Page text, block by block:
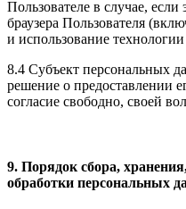
Пользователе в случае,
браузера Пользователя
и использование
8.4 Субъект персональных
решение о предоставлении
согласие свободно, своей
9. Порядок сбора,
обработки персональных